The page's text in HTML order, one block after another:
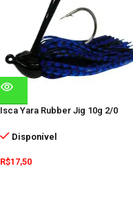
Isca Yara Rubber Jig 10g 2/0
Disponível
R$17,50